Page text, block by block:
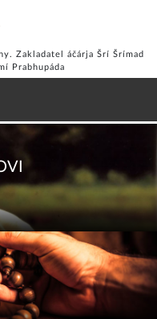
Zakladatel áčárja Šrí Šrímad
Prabhupáda